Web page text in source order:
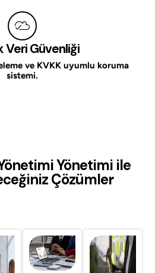
Veri Güvenliği
ve KVKK uyumlu koruma
sistemi.
Yönetimi ile
Çözümler